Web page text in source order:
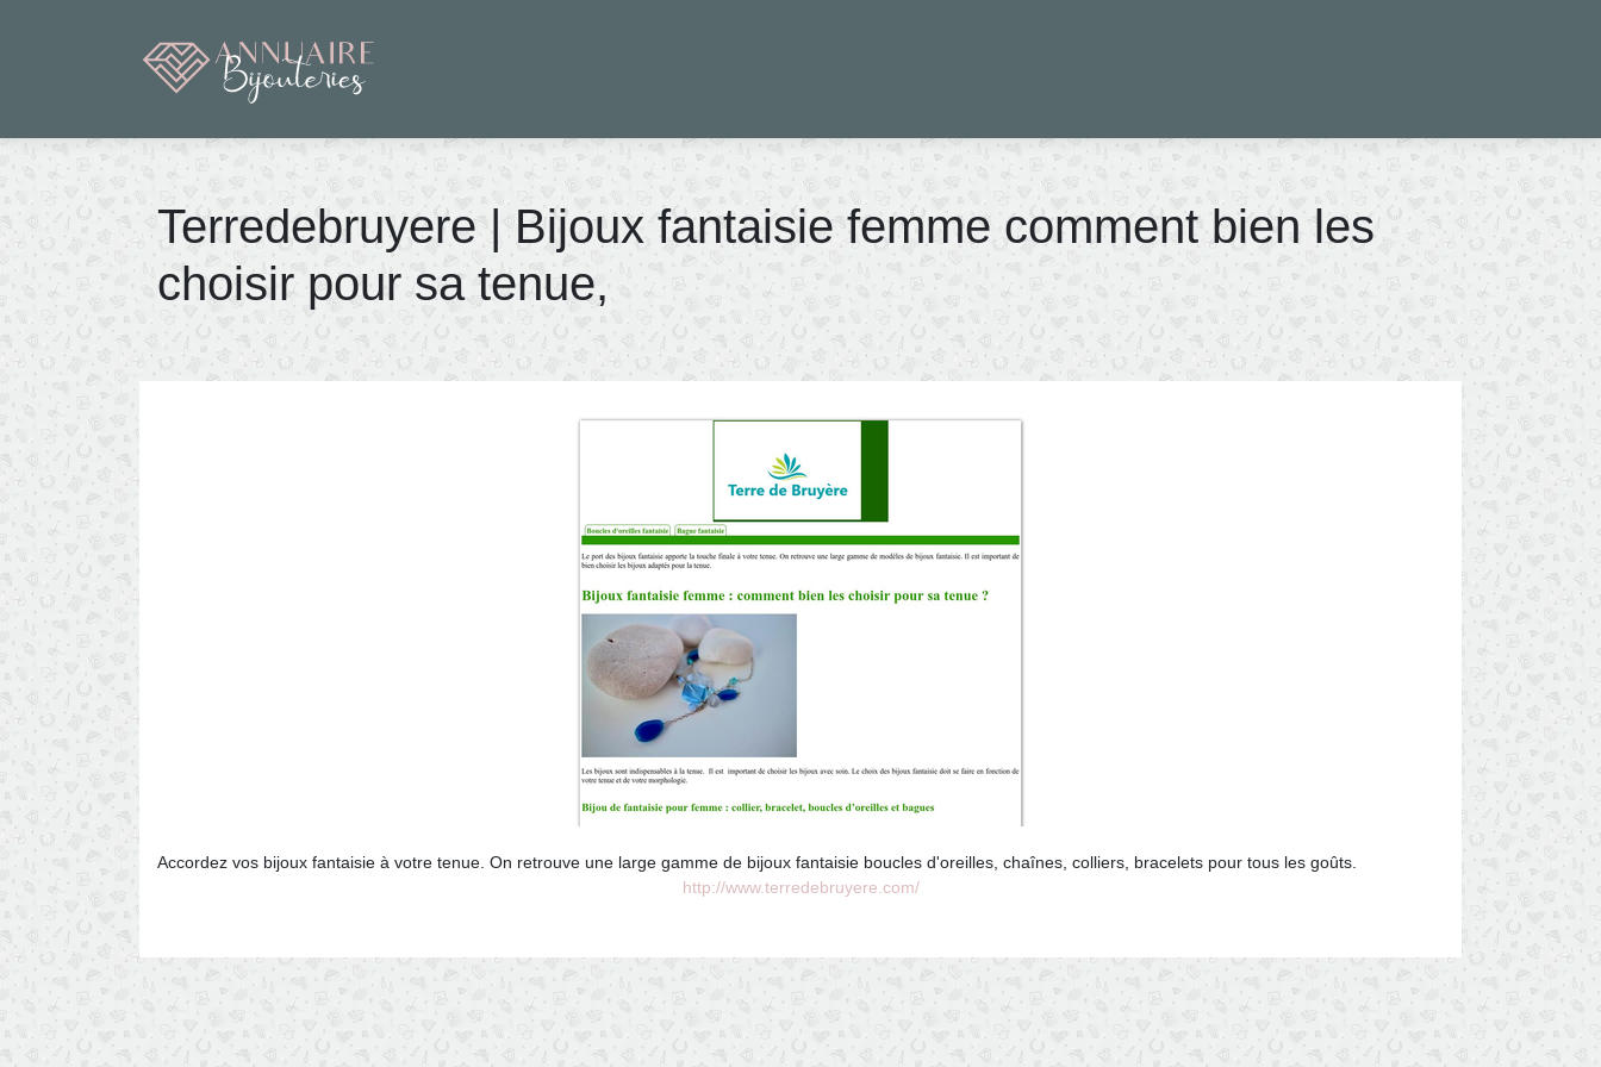
Terredebruyere | Bijoux fantaisie femme comment bien les
choisir pour sa tenue,
Accordez vos bijoux fantaisie à votre tenue. On retrouve une large gamme de bijoux fantaisie boucles d'oreilles, chaînes, colliers, bracelets pour tous les goûts.
http://www.terredebruyere.com/